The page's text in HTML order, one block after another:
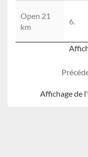
Open 21
km
6.
Affichage de